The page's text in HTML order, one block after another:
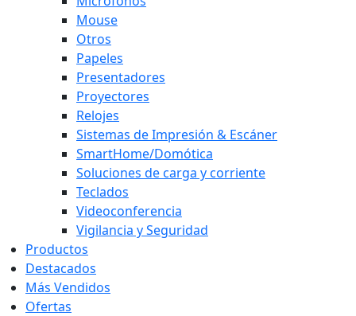
Mouse
Otros
Papeles
Presentadores
Proyectores
Relojes
Sistemas de Impresión & Escáner
SmartHome/Domótica
Soluciones de carga y corriente
Teclados
Videoconferencia
Vigilancia y Seguridad
Productos
Destacados
Más Vendidos
Ofertas